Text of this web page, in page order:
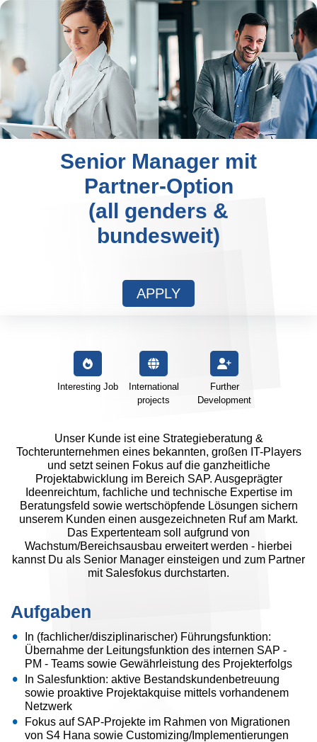
Senior Manager mit
Partner-Option
(all genders &
bundesweit)
APPLY
Interesting Job
International
projects
Further
Development
Unser Kunde ist eine Strategieberatung &
Tochterunternehmen eines bekannten, großen IT-Players
und setzt seinen Fokus auf die ganzheitliche
Projektabwicklung im Bereich SAP. Ausgeprägter
Ideenreichtum, fachliche und technische Expertise im
Beratungsfeld sowie wertschöpfende Lösungen sichern
unserem Kunden einen ausgezeichneten Ruf am Markt.
Das Expertenteam soll aufgrund von
Wachstum/Bereichsausbau erweitert werden - hierbei
kannst Du als Senior Manager einsteigen und zum Partner
mit Salesfokus durchstarten.
Aufgaben
In (fachlicher/disziplinarischer) Führungsfunktion:
Übernahme der Leitungsfunktion des internen SAP -
PM - Teams sowie Gewährleistung des Projekterfolgs
In Salesfunktion: aktive Bestandskundenbetreuung
sowie proaktive Projektakquise mittels vorhandenem
Netzwerk
Fokus auf SAP-Projekte im Rahmen von Migrationen
von S4 Hana sowie Customizing/Implementierungen